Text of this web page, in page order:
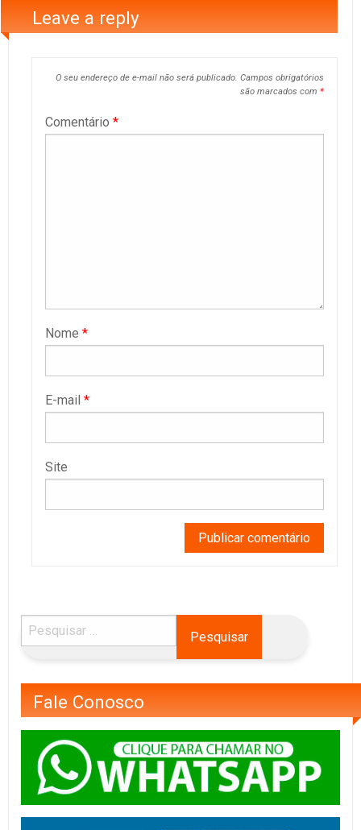
Leave a reply
O seu endereço de e-mail não será publicado. Campos obrigatórios
são marcados com *
Comentário *
Nome *
E-mail *
Site
Fale Conosco